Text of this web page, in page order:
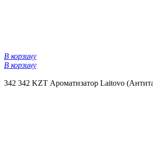
В корзину
В корзину
342 342 KZT Ароматизатор Laitovo